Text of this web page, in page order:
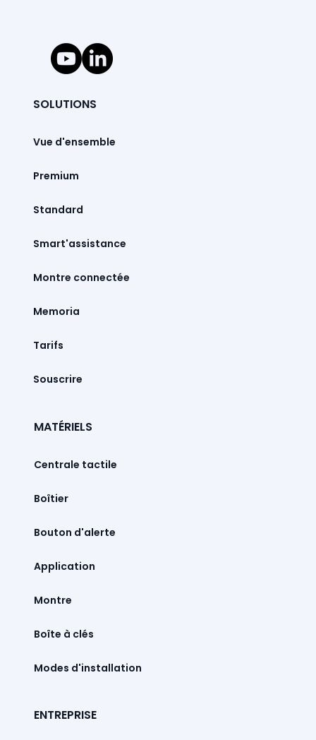
SOLUTIONS
Vue d'ensemble
Premium
Standard
Smart'assistance
Montre connectée
Memoria
Tarifs
Souscrire
MATÉRIELS
Centrale tactile
Boîtier
Bouton d'alerte
Montre
Boîte à clés
Modes d'installation
ENTREPRISE